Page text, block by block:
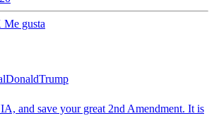
Me gusta
and save your great 2nd Amendment. It is